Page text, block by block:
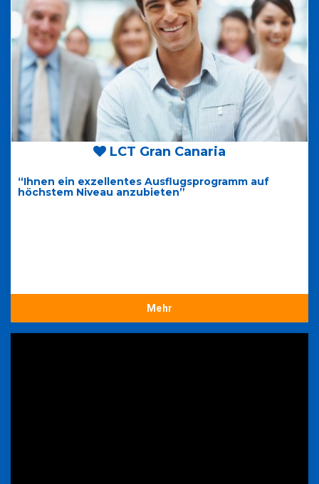
LCT Gran Canaria
“Ihnen ein exzellentes Ausflugsprogramm auf
höchstem Niveau anzubieten”
Mehr